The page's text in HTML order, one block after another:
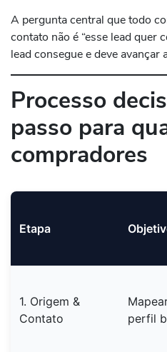
A pergunta central que todo
contato não é “esse lead quer
lead consegue e deve avançar
Processo
passo para
compradores
Etapa
1. Origem &
Contato
perfil